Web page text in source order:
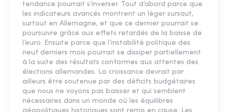
tendance pourrait s’inverser. Tout d’abord parce que
les indicateurs avancés montrent un léger sursaut,
surtout en Allemagne, et que ce dernier pourrait se
poursuivre grâce aux effets retardés de la baisse de
l’euro. Ensuite parce que l’instabilité politique des
neuf derniers mois pourrait se dissiper partiellement
à la suite des résultats conformes aux attentes des
élections allemandes. La croissance devrait par
ailleurs être soutenue par des déficits budgétaires
que nous ne voyons pas baisser et qui semblent
nécessaires dans un monde où les équilibres